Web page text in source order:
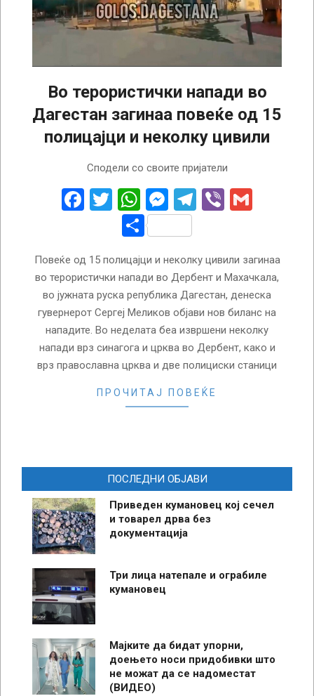
Во терористички напади во
Дагестан загинаа повеќе од 15
полицајци и неколку цивили
Сподели со своите пријатели
Facebook
Twitter
WhatsApp
Messenger
Telegram
Viber
Share
Повеќе од 15 полицајци и неколку цивили загинаа
во терористички напади во Дербент и Махачкала,
во јужната руска република Дагестан, денеска
гувернерот Сергеј Меликов објави нов биланс на
нападите. Во неделата беа извршени неколку
напади врз синагога и црква во Дербент, како и
врз православна црква и две полициски станици
ПРОЧИТАЈ ПОВЕЌЕ
ПОСЛЕДНИ ОБЈАВИ
Приведен кумановец кој сечел
и товарел дрва без
документација
Три лица натепале и ограбиле
кумановец
Мајките да бидат упорни,
доењето носи придобивки што
не можат да се надоместат
(ВИДЕО)